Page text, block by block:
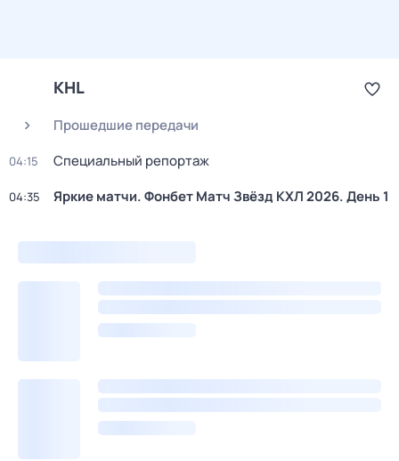
KHL
Прошедшие передачи
04:15 Специальный репортаж
04:35 Яркие матчи. Фонбет Матч Звёзд КХЛ 2026. День 1